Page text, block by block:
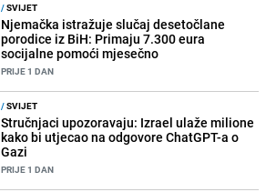
/SVIJET
Njemačka istražuje slučaj desetočlane
porodice iz BiH: Primaju 7.300 eura
socijalne pomoći mjesečno
PRIJE 1 DAN
/SVIJET
Stručnjaci upozoravaju: Izrael ulaže milione
kako bi utjecao na odgovore ChatGPT-a o
Gazi
PRIJE 1 DAN